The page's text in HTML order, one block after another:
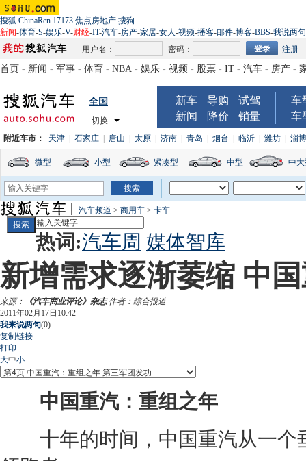
搜狐 ChinaRen 17173 焦点房地产 搜狗
新闻-体育-S-娱乐-V-财经-IT-汽车-房产-家居-女人-视频-播客-邮件-博客-BBS-我说两句
用户名：
密码： 注册
首页 - 新闻 - 军事 - 体育 - NBA - 娱乐 - 视频 - 股票 - IT - 汽车 - 房产 -
全国
切换
新车 导购
试驾
新闻
降价 销量
车
车
附近车市： 天津 石家庄 唐山 太原 济南 青岛 烟台 临沂 潍坊 淄博
微型 小型 紧凑型 中型 中
汽车频道 > 商用车 > 卡车
热词:汽车周 媒体智库
新增需求逐渐萎缩 中
来源： 《汽车商业评论》杂志作者：综合报道
2011年02月17日10:42
我来说两句(0)
复制链接
打印
大中小
中国重汽：重组之年
十年的时间，中国重汽从一个